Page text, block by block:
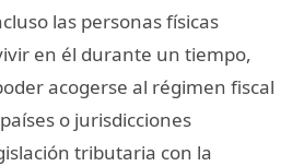
las personas físicas
en él durante un tiempo,
acogerse al régimen fiscal
o jurisdicciones
tributaria con la